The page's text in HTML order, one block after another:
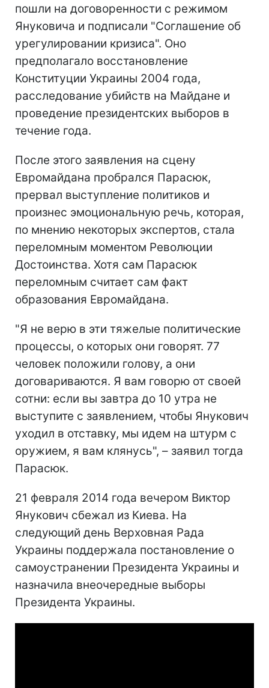
пошли на договоренности с режимом
Януковича и подписали "Соглашение об
урегулировании кризиса". Оно
предполагало восстановление
Конституции Украины 2004 года,
расследование убийств на Майдане и
проведение президентских выборов в
течение года.
После этого заявления на сцену
Евромайдана пробрался Парасюк,
прервал выступление политиков и
произнес эмоциональную речь, которая,
по мнению некоторых экспертов, стала
переломным моментом Революции
Достоинства. Хотя сам Парасюк
переломным считает сам факт
образования Евромайдана.
"Я не верю в эти тяжелые политические
процессы, о которых они говорят. 77
человек положили голову, а они
договариваются. Я вам говорю от своей
сотни: если вы завтра до 10 утра не
выступите с заявлением, чтобы Янукович
уходил в отставку, мы идем на штурм с
оружием, я вам клянусь", – заявил тогда
Парасюк.
21 февраля 2014 года вечером Виктор
Янукович сбежал из Киева. На
следующий день Верховная Рада
Украины поддержала постановление о
самоустранении Президента Украины и
назначила внеочередные выборы
Президента Украины.